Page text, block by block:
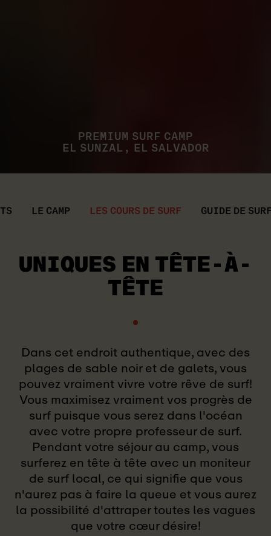
PREMIUM SURF CAMP
EL SUNZAL, EL SALVADOR
LE CAMP LES COURS DE SURF GUIDE DE
UNIQUES EN TÊTE-À-
TÊTE
Dans cet endroit authentique, avec des
plages de sable noir et de galets, vous
pouvez vraiment vivre votre rêve de surf!
Vous maximisez vraiment vos progrès de
surf puisque vous serez dans l'océan
avec votre propre professeur de surf.
Pendant votre séjour au camp, vous
surferez en tête à tête avec un moniteur
de surf local, ce qui signifie que vous
n'aurez pas à faire la queue et vous aurez
la possibilité d'attraper toutes les vagues
que votre cœur désire!